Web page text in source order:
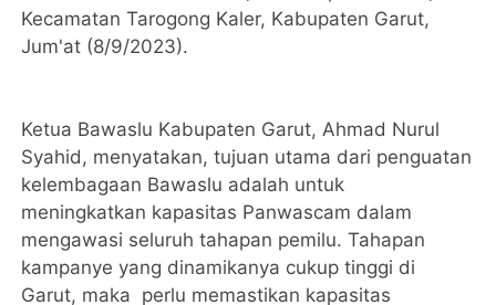
Kecamatan Tarogong Kaler, Kabupaten Garut,
Jum'at (8/9/2023).
Ketua Bawaslu Kabupaten Garut, Ahmad Nurul
Syahid, menyatakan, tujuan utama dari penguatan
kelembagaan Bawaslu adalah untuk
meningkatkan kapasitas Panwascam dalam
mengawasi seluruh tahapan pemilu. Tahapan
kampanye yang dinamikanya cukup tinggi di
Garut, maka perlu memastikan kapasitas